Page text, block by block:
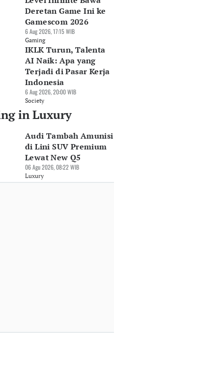
Deretan Game Ini ke
Gamescom 2026
6 Aug 2026, 17:15 WIB
Gaming
IKLK Turun, Talenta
AI Naik: Apa yang
Terjadi di Pasar Kerja
Indonesia
6 Aug 2026, 20:00 WIB
Society
in Luxury
Audi Tambah Amunisi
di Lini SUV Premium
Lewat New Q5
06 Agu 2026, 08:22 WIB
Luxury